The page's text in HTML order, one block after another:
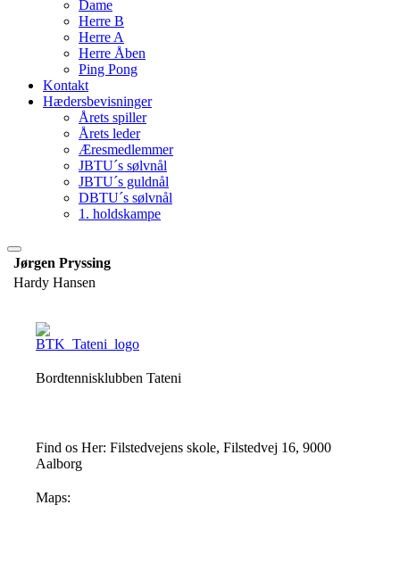
Dame
Herre B
Herre A
Herre Åben
Ping Pong
Kontakt
Hædersbevisninger
Årets spiller
Årets leder
Æresmedlemmer
JBTU´s sølvnål
JBTU´s guldnål
DBTU´s sølvnål
1. holdskampe
Jørgen Pryssing
Hardy Hansen
Bordtennisklubben Tateni
Find os Her: Filstedvejens skole, Filstedvej 16, 9000
Aalborg
Maps: